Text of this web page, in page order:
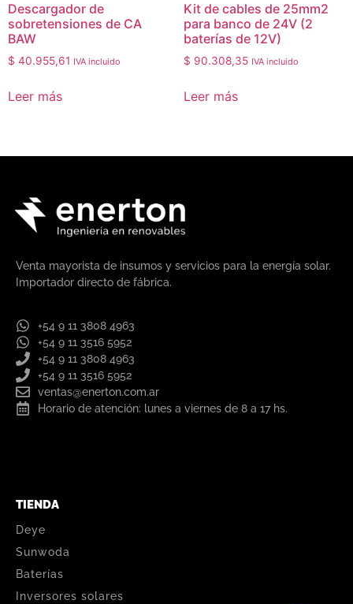
Descargador de
sobretensiones de CA
BAW
$ 40.955,61 IVA incluido
Leer más
Kit de cables de 25mm2
para banco de 24V (2
baterías de 12V)
$ 90.308,35 IVA incluido
Leer más
Venta mayorista de insumos y servicios para la energía solar.
Importador directo de fábrica.
+54 9 11 3808 4963
+54 9 11 3516 5952
+54 9 11 3808 4963
+54 9 11 3516 5952
ventas@enerton.com.ar
Horario de atención: lunes a viernes de 8 a 17 hs.
TIENDA
Deye
Sunwoda
Baterías
Inversores solares